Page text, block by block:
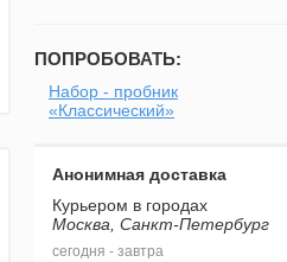
ПОПРОБОВАТЬ:
Набор - пробник
«Классический»
Анонимная доставка
Курьером в городах
Москва, Санкт-Петербург
сегодня - завтра